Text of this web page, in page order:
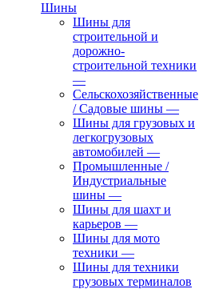
Шины
Шины для
строительной и
дорожно-
строительной техники
—
Сельскохозяйственные
/ Садовые шины —
Шины для грузовых и
легкогрузовых
автомобилей —
Промышленные /
Индустриальные
шины —
Шины для шахт и
карьеров —
Шины для мото
техники —
Шины для техники
грузовых терминалов